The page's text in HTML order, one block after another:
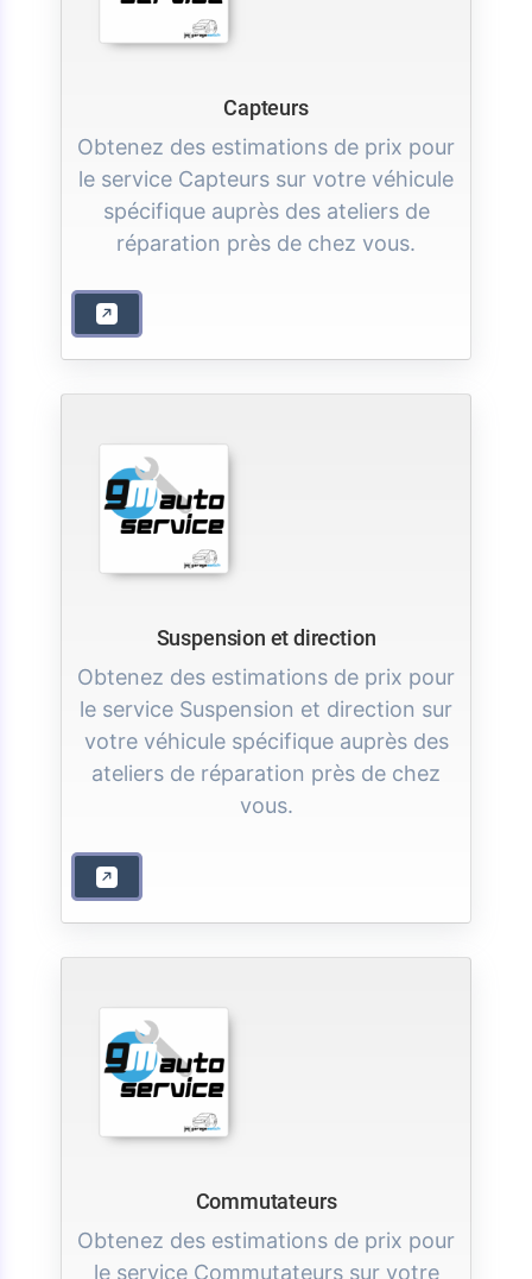
Capteurs
Obtenez des estimations de prix pour
le service Capteurs sur votre véhicule
spécifique auprès des ateliers de
réparation près de chez vous.
Suspension et direction
Obtenez des estimations de prix pour
le service Suspension et direction sur
votre véhicule spécifique auprès des
ateliers de réparation près de chez
vous.
Commutateurs
Obtenez des estimations de prix pour
le service Commutateurs sur votre